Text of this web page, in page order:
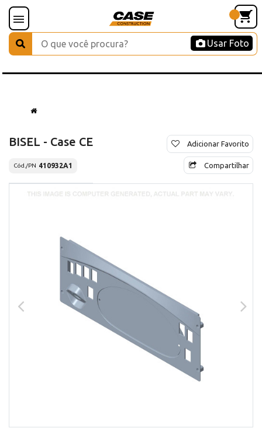
Usar Foto
BISEL - Case CE
Cód./PN 410932A1
Adicionar Favorito
Compartilhar